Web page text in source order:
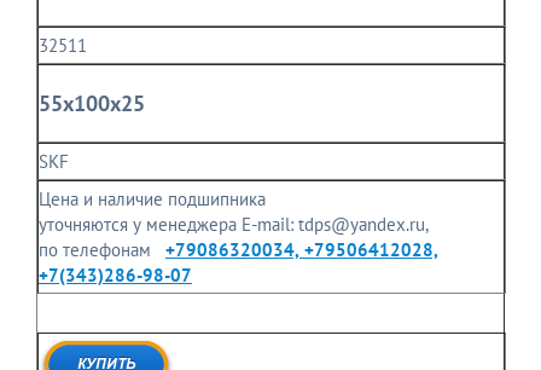
32511
55x100x25
SKF
Цена и наличие подшипника
уточняются у менеджера E-mail: tdps@yandex.ru,
по телефонам +79086320034, +79506412028,
+7(343)286-98-07